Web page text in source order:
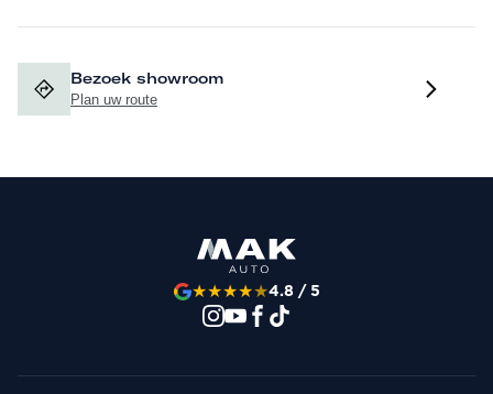
Bezoek showroom
Plan uw route
★★★★★4.8 / 5